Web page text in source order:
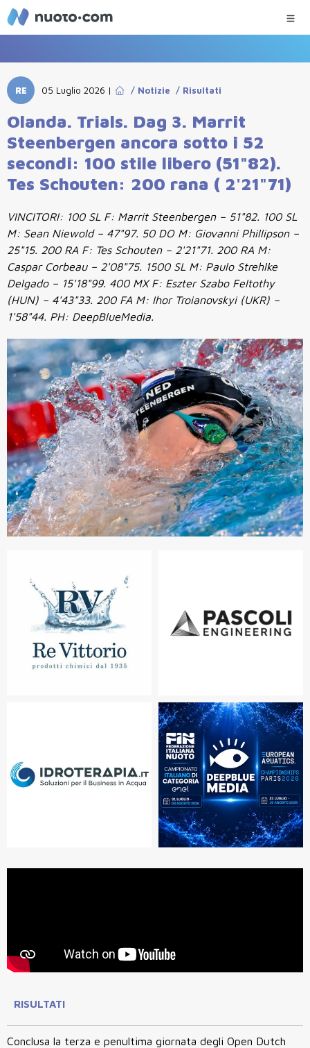
RE 05 Luglio 2026 | / Notizie / Risultati
Olanda. Trials. Dag 3. Marrit
Steenbergen ancora sotto i 52
secondi: 100 stile libero (51"82).
Tes Schouten: 200 rana ( 2'21"71)
VINCITORI: 100 SL F: Marrit Steenbergen – 51"82. 100 SL
M: Sean Niewold – 47"97. 50 DO M: Giovanni Phillipson –
25"15. 200 RA F: Tes Schouten – 2'21"71. 200 RA M:
Caspar Corbeau – 2'08"75. 1500 SL M: Paulo Strehlke
Delgado – 15'18"99. 400 MX F: Eszter Szabo Feltothy
(HUN) – 4'43"33. 200 FA M: Ihor Troianovskyi (UKR) –
1'58"44. PH: DeepBlueMedia.
RISULTATI
Conclusa la terza e penultima giornata degli Open Dutch